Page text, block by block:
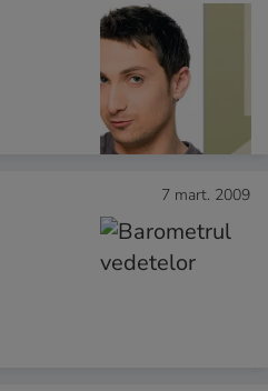
7 mart. 2009